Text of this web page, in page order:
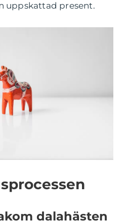
uppskattad present.
dalahästen